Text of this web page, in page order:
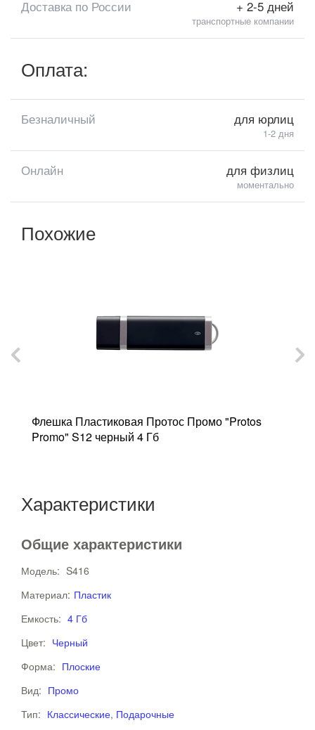
Доставка по России + 2-5 дней
транспортные компании
Оплата:
Безналичный для юрлиц
1-2 дня
Онлайн для физлиц
моментально
Похожие
Флешка Пластиковая Протос Промо "Protos
Promo" S12 черный 4 Гб
Характеристики
Общие характеристики
Модель: S416
Материал: Пластик
Емкость: 4 Гб
Цвет: Черный
Форма: Плоские
Вид: Промо
Тип: Классические, Подарочные